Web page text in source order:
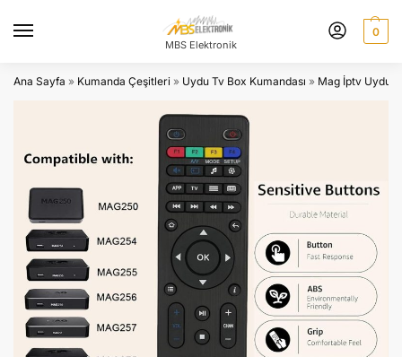
MBS Elektronik
0
Ana Sayfa » Kumanda Çeşitleri » Uydu Tv Box Kumandası » Mag İptv Uydu